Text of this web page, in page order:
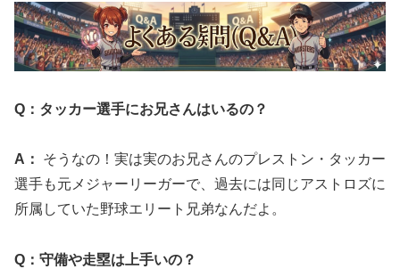
Q：タッカー選手にお兄さんはいるの？
A：
そうなの！実は実のお兄さんのプレストン・タッカー
選手も元メジャーリーガーで、過去には同じアストロズに
所属していた野球エリート兄弟なんだよ。
Q：守備や走塁は上手いの？